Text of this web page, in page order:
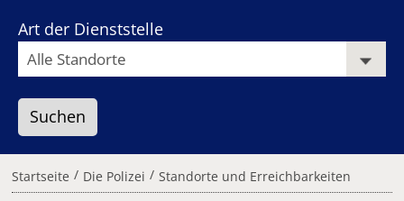
Art der Dienststelle
Startseite / Die Polizei / Standorte und Erreichbarkeiten